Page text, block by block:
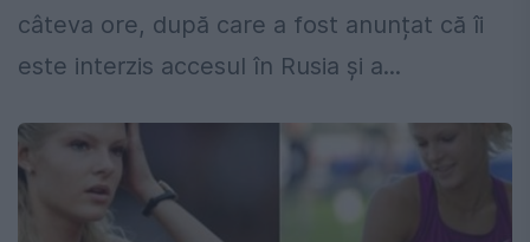
câteva ore, după care a fost anunțat că îi
este interzis accesul în Rusia și a...